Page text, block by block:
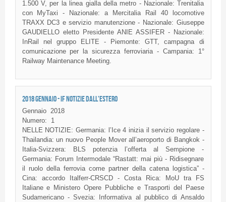
1.500 V, per la linea gialla della metro - Nazionale: Trenitalia
con MyTaxi - Nazionale: a Mercitalia Rail 40 locomotive
TRAXX DC3 e servizio manutenzione - Nazionale: Giuseppe
GAUDIELLO eletto Presidente ANIE ASSIFER - Nazionale:
InRail nel gruppo ELITE - Piemonte: GTT, campagna di
comunicazione per la sicurezza ferroviaria - Campania: 1°
Railway Maintenance Meeting.
2018 GENNAIO - IF NOTIZIE DALL'ESTERO
Gennaio 2018
Numero:
1
NELLE NOTIZIE: Germania: l’Ice 4 inizia il servizio regolare -
Thailandia: un nuovo People Mover all’aeroporto di Bangkok -
Italia-Svizzera: BLS potenzia l’offerta al Sempione -
Germania: Forum Intermodale “Rastatt: mai più - Ridisegnare
il ruolo della ferrovia come partner della catena logistica” -
Cina: accordo Italferr-CRSCD - Costa Rica: MoU tra FS
Italiane e Ministero Opere Pubbliche e Trasporti del Paese
Sudamericano - Svezia: Informativa al pubblico di Ansaldo